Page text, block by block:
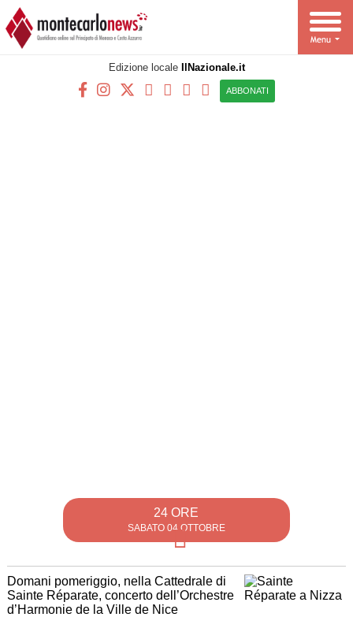
Edizione locale IlNazionale.it
ABBONATI
24 ORE
SABATO 04 OTTOBRE
Domani pomeriggio, nella Cattedrale di
Sainte Réparate, concerto dell’Orchestre
d’Harmonie de la Ville de Nice